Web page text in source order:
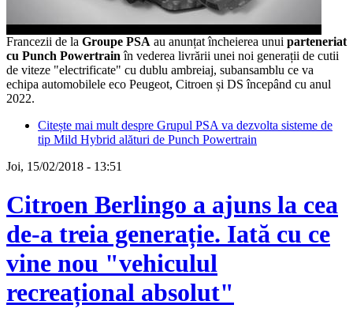
Francezii de la Groupe PSA au anunțat încheierea unui parteneriat
cu Punch Powertrain în vederea livrării unei noi generații de cutii
de viteze "electrificate" cu dublu ambreiaj, subansamblu ce va
echipa automobilele eco Peugeot, Citroen și DS începând cu anul
2022.
Citește mai mult despre Grupul PSA va dezvolta sisteme de
tip Mild Hybrid alături de Punch Powertrain
Joi, 15/02/2018 - 13:51
Citroen Berlingo a ajuns la cea
de-a treia generație. Iată cu ce
vine nou "vehiculul
recreațional absolut"